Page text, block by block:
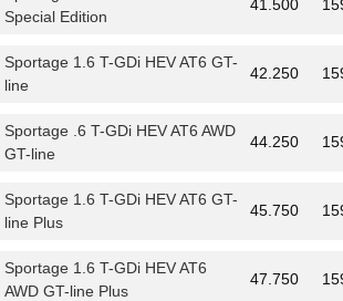
Special Edition
41.500
Sportage 1.6 T-GDi HEV AT6 GT-
line
42.250
Sportage .6 T-GDi HEV AT6 AWD
GT-line
44.250
Sportage 1.6 T-GDi HEV AT6 GT-
line Plus
45.750
Sportage 1.6 T-GDi HEV AT6
AWD GT-line Plus
47.750